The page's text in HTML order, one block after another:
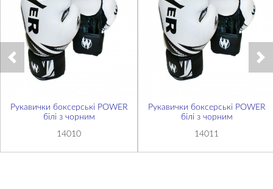
Рукавички боксерські POWER
білі з чорним
14010
Рукавички боксерські POWER
білі з чорним
14011